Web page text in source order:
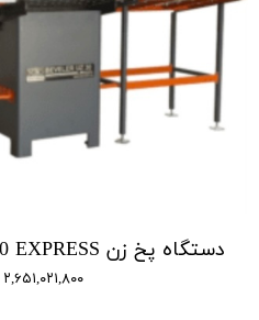
دستگاه پخ زن UZ30 EXPRESS یوروبور euroboor
۲,۶۵۱,۰۲۱,۸۰۰ تومان